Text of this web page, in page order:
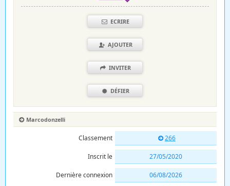
ECRIRE
AJOUTER
INVITER
DÉFIER
Marcodonzelli
Classement 266
Inscrit le 27/05/2020
Dernière connexion 06/08/2026